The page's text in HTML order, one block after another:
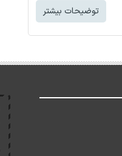
توضیحات بیشتر